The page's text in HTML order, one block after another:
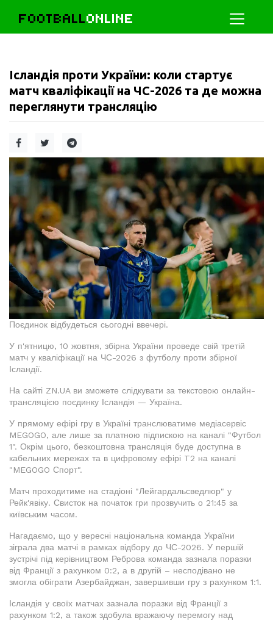
FOOTBALLONLINE
Ісландія проти України: коли стартує
матч кваліфікації на ЧС-2026 та де можна
переглянути трансляцію
Поєдинок відбудеться сьогодні ввечері.
У п'ятницю, 10 жовтня, збірна України проведе свій третій
матч у кваліфікації на ЧС-2026 з футболу проти збірної
Ісландії.
На сайті ZN.UA ви зможете слідкувати за текстовою онлайн-
трансляцією поєдинку Ісландія — Україна.
У прямому ефірі гру в Україні транслюватиме медіасервіс
MEGOGO, але лише за платною підпискою на каналі "Футбол
1". Окрім цього, безкоштовна трансляція буде доступна в
кабельних мережах та в цифровому ефірі T2 на каналі
"MEGOGO Спорт".
Матч проходитиме на стадіоні "Лейгардальсведлюр" у
Рейк'явіку. Свисток на початок гри прозвучить о 21:45 за
київським часом.
Нагадаємо, що у вересні національна команда України
зіграла два матчі в рамках відбору до ЧС-2026. У першій
зустрічі під керівництвом Реброва команда зазнала поразки
від Франції з рахунком 0:2, а в другій – несподівано не
змогла обіграти Азербайджан, завершивши гру з рахунком 1:1.
Ісландія у своїх матчах зазнала поразки від Франції з
рахунком 1:2, а також здобула вражаючу перемогу над